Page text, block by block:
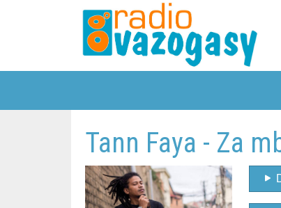
Tann Faya - Za